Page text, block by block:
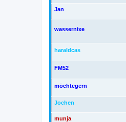
Jan
wassernixe
haraldcas
FM52
möchtegern
Jochen
munja